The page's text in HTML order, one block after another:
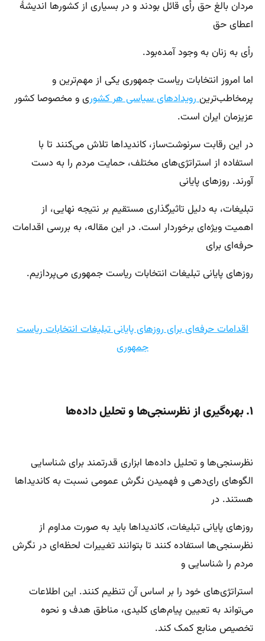
مردان بالغ حق رأی قائل بودند و در بسیاری از کشورها اندیشهٔ
اعطای حق
رأی به زنان به وجود آمده‌بود.
اما امروز انتخابات ریاست جمهوری یکی از مهم‌ترین و
پرمخاطب‌ترینرویدادهای سیاسی هر کشوری و مخصوصا کشور
عزیزمان ایران است.
در این رقابت سرنوشت‌ساز، کاندیداها تلاش می‌کنند تا با
استفاده از استراتژی‌های مختلف، حمایت مردم را به دست
آورند. روزهای پایانی
تبلیغات، به دلیل تاثیرگذاری مستقیم بر نتیجه نهایی، از
اهمیت ویژه‌ای برخوردار است. در این مقاله، به بررسی اقدامات
حرفه‌ای برای
روزهای پایانی تبلیغات انتخابات ریاست جمهوری می‌پردازیم.
اقدامات حرفه‌ای برای روزهای پایانی تبلیغات انتخابات ریاست
جمهوری
۱. بهره‌گیری از نظرسنجی‌ها و تحلیل داده‌ها
نظرسنجی‌ها و تحلیل داده‌ها ابزاری قدرتمند برای شناسایی
الگوهای رای‌دهی و فهمیدن نگرش عمومی نسبت به کاندیداها
هستند. در
روزهای پایانی تبلیغات، کاندیداها باید به صورت مداوم از
نظرسنجی‌ها استفاده کنند تا بتوانند تغییرات لحظه‌ای در نگرش
مردم را شناسایی و
استراتژی‌های خود را بر اساس آن تنظیم کنند. این اطلاعات
می‌تواند به تعیین پیام‌های کلیدی، مناطق هدف و نحوه
تخصیص منابع کمک کند.